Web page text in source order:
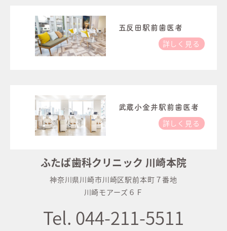
五反田駅前歯医者
詳しく見る
武蔵小金井駅前歯医者
詳しく見る
ふたば歯科クリニック 川崎本院
神奈川県川崎市川崎区駅前本町７番地
川崎モアーズ６Ｆ
Tel. 044-211-5511